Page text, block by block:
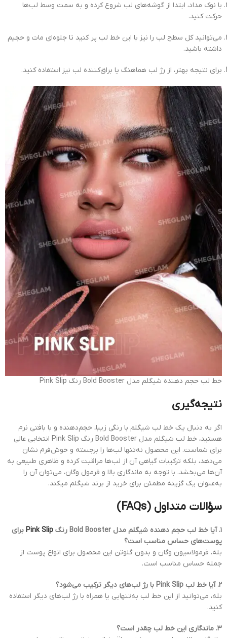
با نوک مداد، ابتدا از گوشه‌های لب شروع کرده و به سمت وسط لب‌ها
حرکت کنید.
می‌توانید کل سطح لب را نیز با این خط لب پر کنید تا جلوه‌ای مات و حجیم
داشته باشید.
برای نتیجه بهتر، از رژ لب هماهنگ یا براق‌کننده لب نیز استفاده کنید.
خط لب حجم دهنده شیگلم مدل Bold Booster رنگ Pink Slip
نتیجه‌گیری
اگر به دنبال یک خط لب شیگلم با رنگی زیبا، حجم‌دهنده و با بافتی نرم
هستید، خط لب شیگلم مدل Bold Booster رنگ Pink Slip انتخابی عالی
برای شماست. این محصول نه‌تنها لب‌ها را برجسته و خوش‌فرم نشان
می‌دهد، بلکه ترکیبات گیاهی آن از لب‌ها مراقبت کرده و ظاهری طبیعی به
آن‌ها می‌بخشد. با توجه به ماندگاری بالا و فرمول وگان، می‌توان آن را
به‌عنوان یک گزینه مطمئن برای خرید از برند شیگلم میکند.
سؤالات متداول (FAQs)
۱. آیا خط لب حجم دهنده شیگلم مدل Bold Booster رنگ Pink Slip برای
پوست‌های حساس مناسب است؟
بله، فرمولاسیون وگان و بدون گلوتن این محصول برای انواع پوست از
جمله حساس مناسب است.
۲. آیا خط لب Pink Slip با رژ لب‌های دیگر ترکیب می‌شود؟
بله، می‌توانید از این خط لب به‌تنهایی یا همراه با رژ لب‌های دیگر استفاده
کنید.
۳. ماندگاری این خط لب چقدر است؟